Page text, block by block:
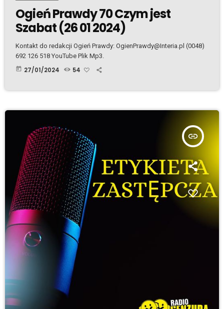
Ogień Prawdy 70 Czym jest
Szabat (26 01 2024)
Kontakt do redakcji Ogień Prawdy: OgienPrawdy@Interia.pl (0048)
692 126 518 YouTube Plik Mp3.
today 27/01/2024 54
insert_link